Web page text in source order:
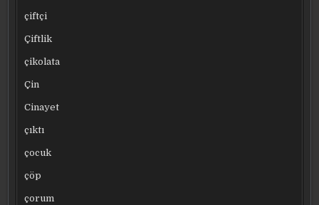
çiftçi
Çiftlik
çikolata
Çin
Cinayet
çıktı
çocuk
çöp
çorum